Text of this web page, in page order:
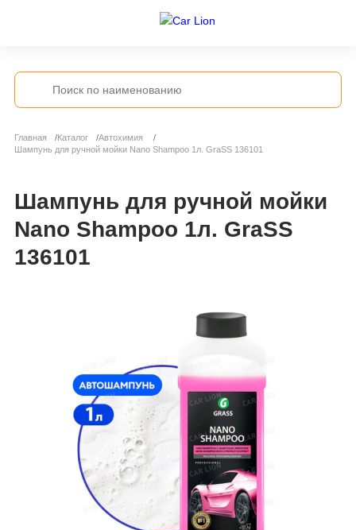
Главная Каталог
Автохимия
Шампунь для ручной мойки Nano Shampoo 1л. GraSS 136101
Шампунь для ручной мойки
Nano Shampoo 1л. GraSS
136101